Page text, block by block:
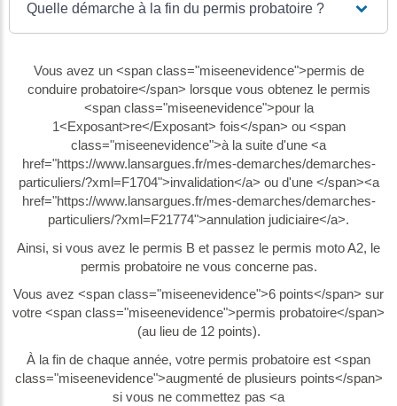
Quelle démarche à la fin du permis probatoire ?
Vous avez un <span class="miseenevidence">permis de
conduire probatoire</span> lorsque vous obtenez le permis
<span class="miseenevidence">pour la
1<Exposant>re</Exposant> fois</span> ou <span
class="miseenevidence">à la suite d'une <a
href="https://www.lansargues.fr/mes-demarches/demarches-
particuliers/?xml=F1704">invalidation</a> ou d'une </span><a
href="https://www.lansargues.fr/mes-demarches/demarches-
particuliers/?xml=F21774">annulation judiciaire</a>.
Ainsi, si vous avez le permis B et passez le permis moto A2, le
permis probatoire ne vous concerne pas.
Vous avez <span class="miseenevidence">6 points</span> sur
votre <span class="miseenevidence">permis probatoire</span>
(au lieu de 12 points).
À la fin de chaque année, votre permis probatoire est <span
class="miseenevidence">augmenté de plusieurs points</span>
si vous ne commettez pas <a